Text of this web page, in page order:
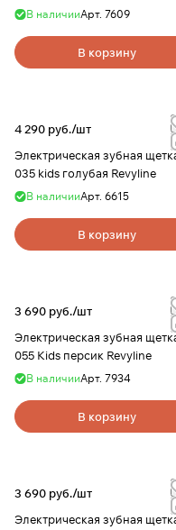
В наличииАрт. 7609
В корзину
4 290 руб./шт
Электрическая зубная щетка
035 kids голубая Revyline
В наличииАрт. 6615
В корзину
3 690 руб./шт
Электрическая зубная щетка
055 Kids персик Revyline
В наличииАрт. 7934
В корзину
3 690 руб./шт
Электрическая зубная щетка